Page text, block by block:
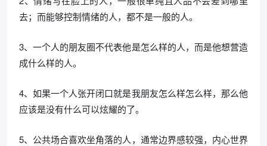
去；而能够控制情绪的人，都不是一般的人。
3、一个人的朋友圈不代表他是怎么样的人，而是他想营造
成什么样的人。
4、如果一个人张开闭口就是我朋友怎么样怎么样，那么他
应该是没有什么可以炫耀的了。
5、公共场合喜欢坐角落的人，通常边界感较强，内心世界